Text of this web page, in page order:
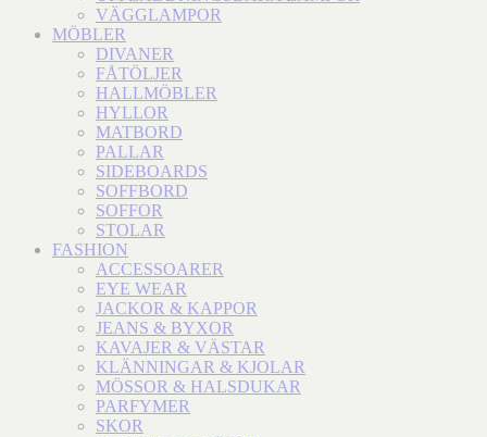
VÄGGLAMPOR
MÖBLER
DIVANER
FÅTÖLJER
HALLMÖBLER
HYLLOR
MATBORD
PALLAR
SIDEBOARDS
SOFFBORD
SOFFOR
STOLAR
FASHION
ACCESSOARER
EYE WEAR
JACKOR & KAPPOR
JEANS & BYXOR
KAVAJER & VÄSTAR
KLÄNNINGAR & KJOLAR
MÖSSOR & HALSDUKAR
PARFYMER
SKOR